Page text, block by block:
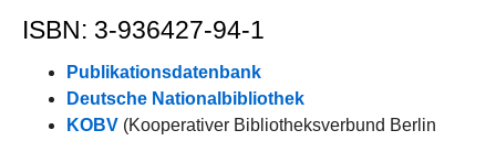
ISBN: 3-936427-94-1
Publikationsdatenbank
Deutsche Nationalbibliothek
KOBV (Kooperativer Bibliotheksverbund Berlin